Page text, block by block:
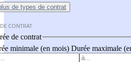
de types de contrat
CONTRAT
de contrat
minimale (en mois) Durée maximale